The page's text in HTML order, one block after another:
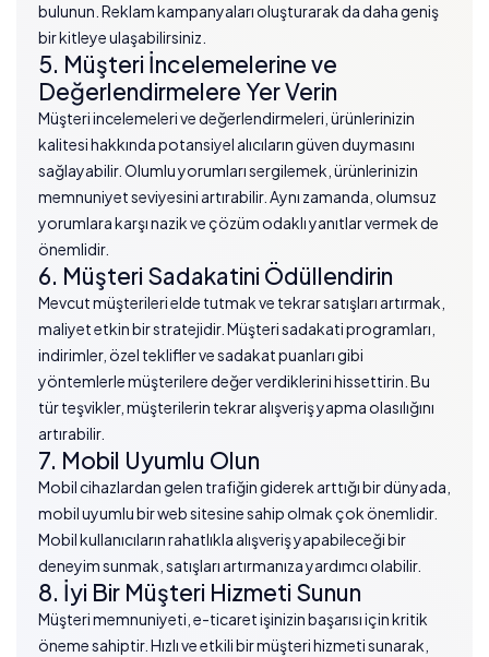
bulunun. Reklam kampanyaları oluşturarak da daha geniş
bir kitleye ulaşabilirsiniz.
5. Müşteri İncelemelerine ve
Değerlendirmelere Yer Verin
Müşteri incelemeleri ve değerlendirmeleri, ürünlerinizin
kalitesi hakkında potansiyel alıcıların güven duymasını
sağlayabilir. Olumlu yorumları sergilemek, ürünlerinizin
memnuniyet seviyesini artırabilir. Aynı zamanda, olumsuz
yorumlara karşı nazik ve çözüm odaklı yanıtlar vermek de
önemlidir.
6. Müşteri Sadakatini Ödüllendirin
Mevcut müşterileri elde tutmak ve tekrar satışları artırmak,
maliyet etkin bir stratejidir. Müşteri sadakati programları,
indirimler, özel teklifler ve sadakat puanları gibi
yöntemlerle müşterilere değer verdiklerini hissettirin. Bu
tür teşvikler, müşterilerin tekrar alışveriş yapma olasılığını
artırabilir.
7. Mobil Uyumlu Olun
Mobil cihazlardan gelen trafiğin giderek arttığı bir dünyada,
mobil uyumlu bir web sitesine sahip olmak çok önemlidir.
Mobil kullanıcıların rahatlıkla alışveriş yapabileceği bir
deneyim sunmak, satışları artırmanıza yardımcı olabilir.
8. İyi Bir Müşteri Hizmeti Sunun
Müşteri memnuniyeti, e-ticaret işinizin başarısı için kritik
öneme sahiptir. Hızlı ve etkili bir müşteri hizmeti sunarak,